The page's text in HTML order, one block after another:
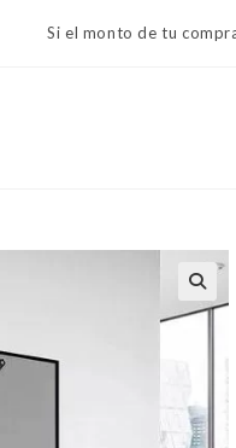
Si el monto de tu